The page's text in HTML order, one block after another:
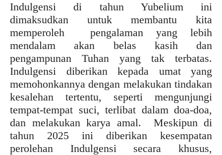
Indulgensi di tahun Yubelium ini
dimaksudkan untuk membantu kita
memperoleh pengalaman yang lebih
mendalam akan belas kasih dan
pengampunan Tuhan yang tak terbatas.
Indulgensi diberikan kepada umat yang
memohonkannya dengan melakukan tindakan
kesalehan tertentu, seperti mengunjungi
tempat-tempat suci, terlibat dalam doa-doa,
dan melakukan karya amal. Meskipun di
tahun 2025 ini diberikan kesempatan
perolehan Indulgensi secara khusus,